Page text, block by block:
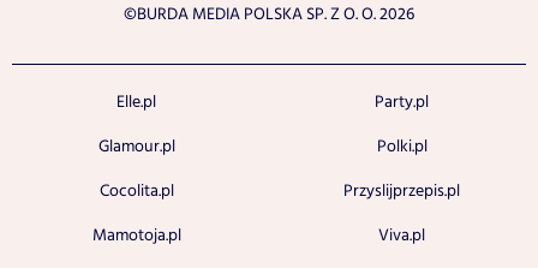
©BURDA MEDIA POLSKA SP. Z O. O. 2026
Elle.pl
Glamour.pl
Cocolita.pl
Mamotoja.pl
Party.pl
Polki.pl
Przyslijprzepis.pl
Viva.pl